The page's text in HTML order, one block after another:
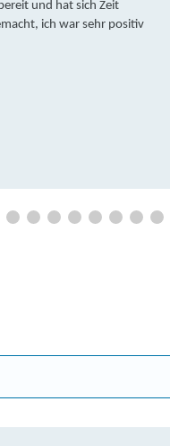
und hat sich Zeit
ich war sehr positiv